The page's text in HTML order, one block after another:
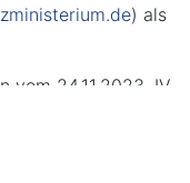
) als
vom 24.11.2023, IV